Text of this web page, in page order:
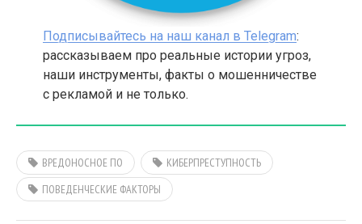
Подписывайтесь на наш канал в Telegram:
рассказываем про реальные истории угроз,
наши инструменты, факты о мошенничестве
с рекламой и не только.
ВРЕДОНОСНОЕ ПО
КИБЕРПРЕСТУПНОСТЬ
ПОВЕДЕНЧЕСКИЕ ФАКТОРЫ